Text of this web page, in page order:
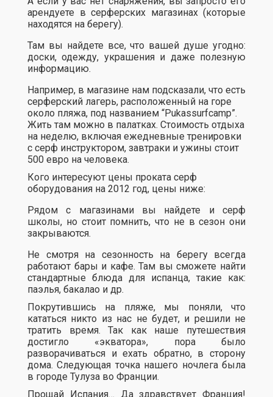
арендуете в серферских магазинах (которые
находятся на берегу).
Там вы найдете все, что вашей душе угодно:
доски, одежду, украшения и даже полезную
информацию.
Например, в магазине нам подсказали, что есть
серферский лагерь, расположенный на горе
около пляжа, под названием “Pukassurfcamp”.
Жить там можно в палатках. Стоимость отдыха
на неделю, включая ежедневные тренировки
с серф инструктором, завтраки и ужины стоит
500 евро на человека.
Кого интересуют цены проката серф
оборудования на 2012 год, цены ниже:
Рядом с магазинами вы найдете и серф
школы, но стоит помнить, что не в сезон они
закрываются.
Не смотря на сезонность на берегу всегда
работают бары и кафе. Там вы сможете найти
стандартные блюда для испанца, такие как:
паэлья, бакалао и др.
Покрутившись на пляже, мы поняли, что
кататься никто из нас не будет, и решили не
тратить время. Так как наше путешествия
достигло «экватора», пора было
разворачиваться и ехать обратно, в сторону
дома. Следующая точка нашего ночлега была
в городе Тулуза во Франции.
Прощай Испания… Да здравствует Франция!